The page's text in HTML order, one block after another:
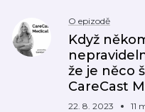
O epizodě
Když
že je něco
CareCast
22. 8. 2023 11